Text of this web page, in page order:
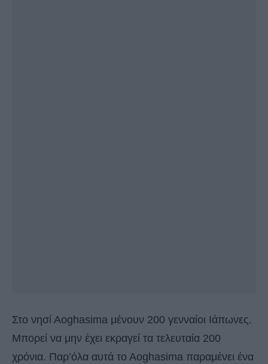
Στο νησί Αoghasima μένουν 200 γενναίοι Ιάπωνες.
Μπορεί να μην έχει εκραγεί τα τελευταία 200
χρόνια. Παρ’όλα αυτά το Αoghasima παραμένει ένα